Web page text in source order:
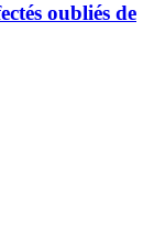
oubliés de